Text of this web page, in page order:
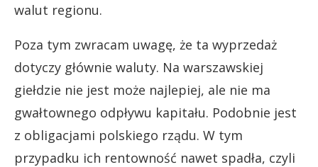
walut regionu.
Poza tym zwracam uwagę, że ta wyprzedaż
dotyczy głównie waluty. Na warszawskiej
giełdzie nie jest może najlepiej, ale nie ma
gwałtownego odpływu kapitału. Podobnie jest
z obligacjami polskiego rządu. W tym
przypadku ich rentowność nawet spadła, czyli